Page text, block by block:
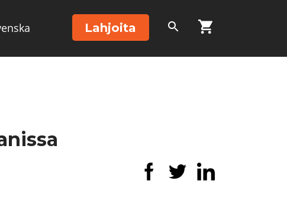
Lahjoita